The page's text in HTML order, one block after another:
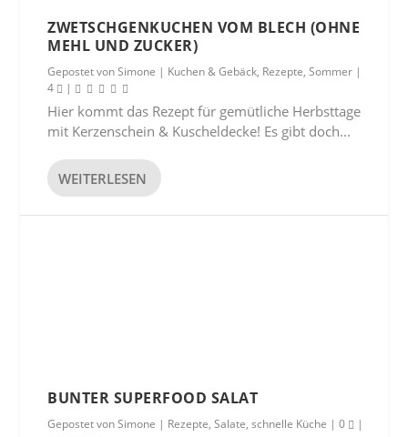
ZWETSCHGENKUCHEN VOM BLECH (OHNE
MEHL UND ZUCKER)
Gepostet vonSimone | Kuchen & Gebäck, Rezepte,Sommer |
4
|
Hier kommt das Rezept für gemütliche Herbsttage
mit Kerzenschein & Kuscheldecke! Es gibt doch...
WEITERLESEN
BUNTER SUPERFOOD SALAT
Gepostet vonSimone | Rezepte,Salate,schnelle Küche |0 |